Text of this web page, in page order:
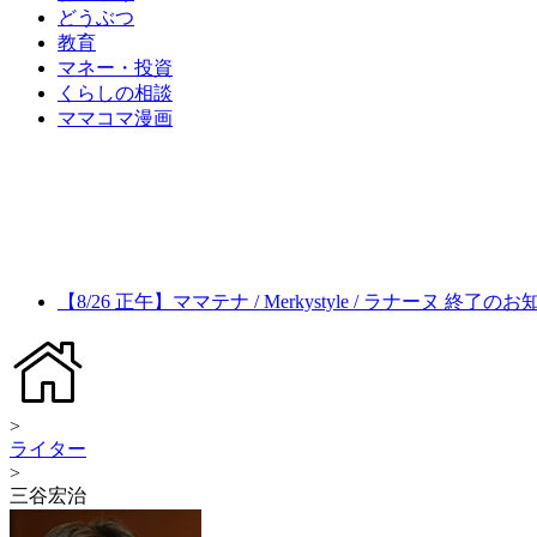
どうぶつ
教育
マネー・投資
くらしの相談
ママコマ漫画
【8/26 正午】ママテナ / Merkystyle / ラナーヌ 終了のお
>
ライター
>
三谷宏治